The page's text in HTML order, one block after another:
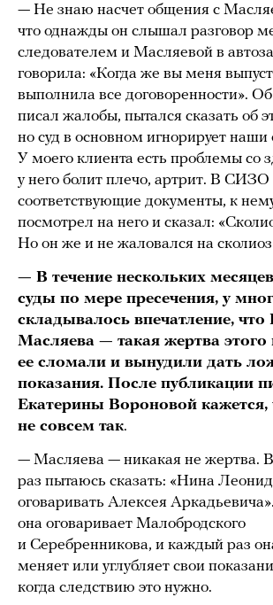
— Не знаю насчет общения с
что однажды он слышал разговор
следователем и Масляевой в
говорила: «Когда же вы меня
выполнила все договоренности».
писал жалобы, пытался сказать об
но суд в основном игнорирует
У моего клиента есть проблемы со
у него болит плечо, артрит. В
соответствующие документы, к
посмотрел на него и сказал:
Но он же и не жаловался на
— В течение нескольких
суды по мере пресечения, у
складывалось впечатление,
Масляева — такая жертва этого
ее сломали и вынудили дать
показания. После публикации
Екатерины Вороновой кажется,
не совсем так.
— Масляева — никакая не жертва.
раз пытаюсь сказать: «Нина
оговаривать Алексея
она оговаривает Малобродского
и Серебренникова, и каждый раз
меняет или углубляет свои
когда следствию это нужно.